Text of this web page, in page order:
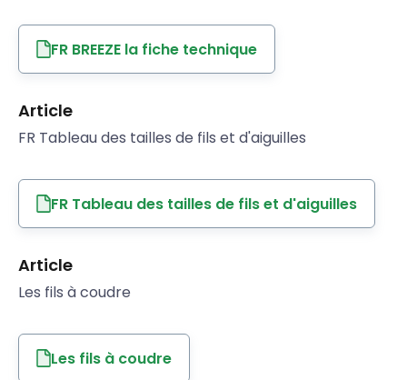
FR BREEZE la fiche technique
Article
FR Tableau des tailles de fils et d'aiguilles
FR Tableau des tailles de fils et d'aiguilles
Article
Les fils à coudre
Les fils à coudre